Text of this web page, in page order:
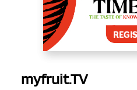
myfruit.TV